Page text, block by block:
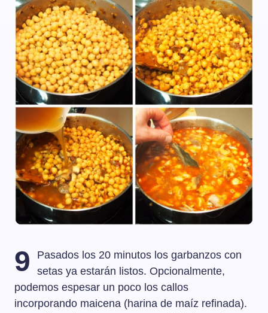
9
Pasados los 20 minutos los garbanzos con
setas ya estarán listos. Opcionalmente,
podemos espesar un poco los callos
incorporando maicena (harina de maíz refinada).